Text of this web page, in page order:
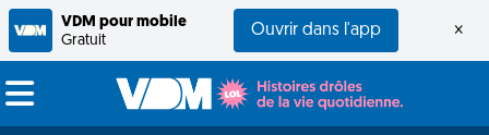
VDM pour mobile
Gratuit
Ouvrir dans l'app ×